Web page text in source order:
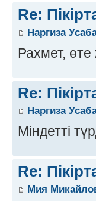
Re:
Наргиза
Рахмет,
Re:
Наргиза
Міндетті
Re:
Мия